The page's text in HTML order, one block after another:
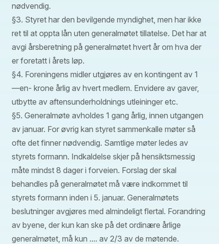
nødvendig.
§3. Styret har den bevilgende myndighet, men har ikke
ret til at oppta lån uten generalmøtet tillatelse. Det har at
avgi årsberetning på generalmøtet hvert år om hva der
er foretatt i årets løp.
§4. Foreningens midler utgjøres av en kontingent av 1
—en- krone årlig av hvert medlem. Envidere av gaver,
utbytte av aftensunderholdnings utleininger etc.
§5. Generalmøte avholdes 1 gang årlig, innen utgangen
av januar. For øvrig kan styret sammenkalle møter så
ofte det finner nødvendig. Samtlige møter ledes av
styrets formann. Indkaldelse skjer på hensiktsmessig
måte mindst 8 dager i forveien. Forslag der skal
behandles på generalmøtet må være indkommet til
styrets formann inden i 5. januar. Generalmøtets
beslutninger avgjøres med almindeligt flertal. Forandring
av byene, der kun kan ske på det ordinære årlige
generalmøtet, må kun .... av 2/3 av de møtende.